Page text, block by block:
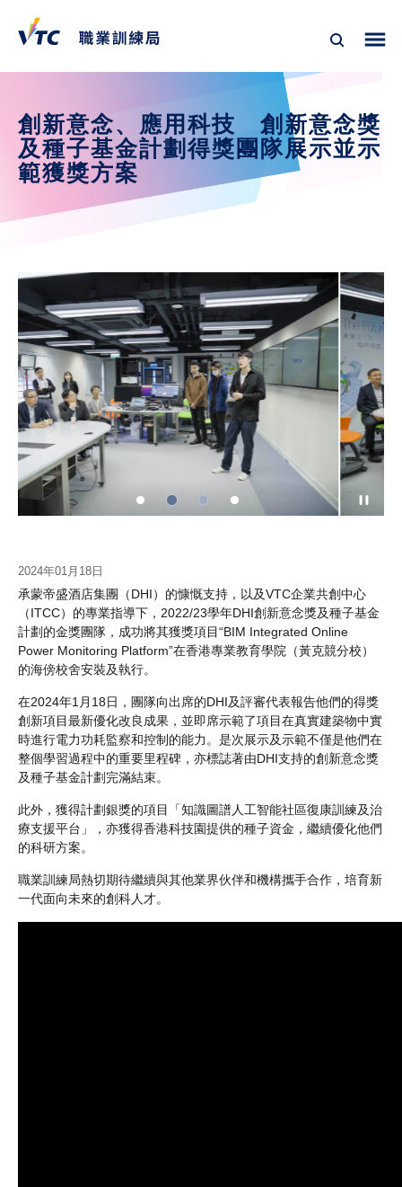
創新意念、應用科技　創新意念獎
及種子基金計劃得獎團隊展示並示
範獲獎方案
2024年01月18日
承蒙帝盛酒店集團（DHI）的慷慨支持，以及VTC企業共創中心
（ITCC）的專業指導下，2022/23學年DHI創新意念獎及種子基金
計劃的金獎團隊，成功將其獲獎項目“BIM Integrated Online
Power Monitoring Platform”在香港專業教育學院（黃克競分校）
的海傍校舍安裝及執行。
在2024年1月18日，團隊向出席的DHI及評審代表報告他們的得獎
創新項目最新優化改良成果，並即席示範了項目在真實建築物中實
時進行電力功耗監察和控制的能力。是次展示及示範不僅是他們在
整個學習過程中的重要里程碑，亦標誌著由DHI支持的創新意念獎
及種子基金計劃完滿結束。
此外，獲得計劃銀獎的項目「知識圖譜人工智能社區復康訓練及治
療支援平台」，亦獲得香港科技園提供的種子資金，繼續優化他們
的科研方案。
職業訓練局熱切期待繼續與其他業界伙伴和機構攜手合作，培育新
一代面向未來的創科人才。